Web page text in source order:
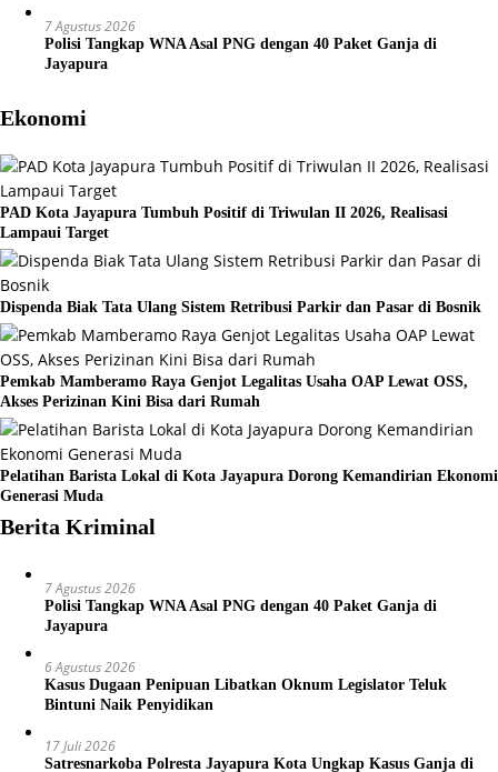
7 Agustus 2026
Polisi Tangkap WNA Asal PNG dengan 40 Paket Ganja di
Jayapura
Ekonomi
PAD Kota Jayapura Tumbuh Positif di Triwulan II 2026, Realisasi
Lampaui Target
Dispenda Biak Tata Ulang Sistem Retribusi Parkir dan Pasar di Bosnik
Pemkab Mamberamo Raya Genjot Legalitas Usaha OAP Lewat OSS,
Akses Perizinan Kini Bisa dari Rumah
Pelatihan Barista Lokal di Kota Jayapura Dorong Kemandirian Ekonomi
Generasi Muda
Berita Kriminal
7 Agustus 2026
Polisi Tangkap WNA Asal PNG dengan 40 Paket Ganja di
Jayapura
6 Agustus 2026
Kasus Dugaan Penipuan Libatkan Oknum Legislator Teluk
Bintuni Naik Penyidikan
17 Juli 2026
Satresnarkoba Polresta Jayapura Kota Ungkap Kasus Ganja di